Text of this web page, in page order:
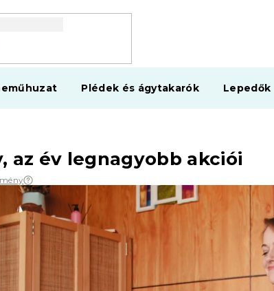
Plédek és ágytakarók Lepedők
az év legnagyobb akciói